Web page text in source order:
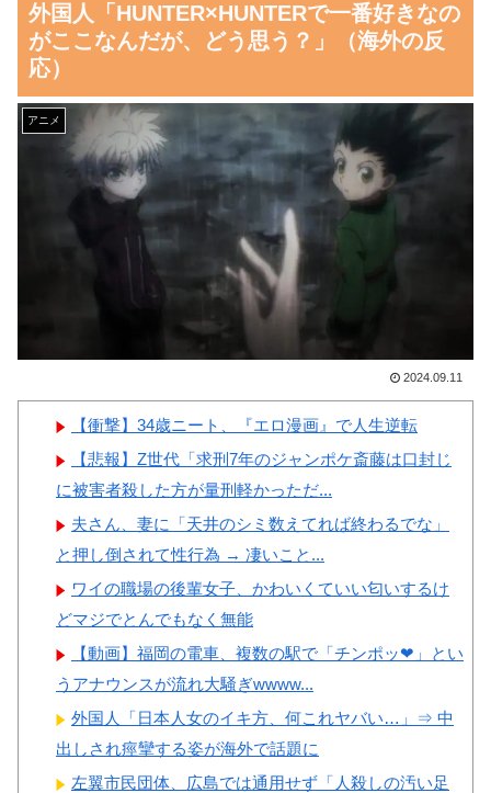
題にｗｗｗｗｗ
【朗報】齋藤飛鳥、前屈みで
完全に見えてる動画が拡散され
てしまう…
磁気嵐、地球由来のイオンが
主導…JAXAの衛星「あらせ」
舌を絡ませて、唾液交換して
── ちゅっちゅしながらの濃厚
本の対応のスピードに世界が衝
【画像】顔100点、体30点の
女ｗｗｗ
Powered by livedoor 相互RSS
でも凄すぎると絶賛
海外「さすが日本！」日本と
数字に海外が大騒ぎ
韓国人「日本の柴犬くん散歩
中の暑さに耐えられなかった結
果」
韓国人「韓国サッカー協会関
係者が『不適切接待は慣行だっ
た』と衝撃発言！日韓ワールド
けられる」
韓国人「フランスの有力紙も
大韓サッカー協会前代未聞の不
祥事を詳細に報道！」→「国際
的スキャンダルに発展してしま
う‥」
韓国人「我が国がクウェート
戦で行った審判買収が本当に深
刻である理由がこちら…」
→「これはダメなやつ…（ﾌﾞﾙ
ﾌﾞﾙ」＝韓国の反応
中国人「サッカーW杯の日本
戦で、何回も映っていたこの女
性は一体誰？」 中国人「なん
外国人「HUNTER×HUNTERで一番好きなの
がここなんだが、どう思う？」（海外の反
応）
アニメ
2024.09.11
【衝撃】34歳ニート、『エロ漫画』で人生逆転
【悲報】Z世代「求刑7年のジャンポケ斎藤は口封じ
に被害者殺した方が量刑軽かっただ...
夫さん、妻に「天井のシミ数えてれば終わるでな」
と押し倒されて性行為 → 凄いこと...
ワイの職場の後輩女子、かわいくていい匂いするけ
どマジでとんでもなく無能
【動画】福岡の電車、複数の駅で「チンポッ❤」とい
うアナウンスが流れ大騒ぎwwww...
外国人「日本人女のイキ方、何これヤバい…」⇒ 中
出しされ痙攣する姿が海外で話題に
左翼市民団体、広島では通用せず「人殺しの汚い足